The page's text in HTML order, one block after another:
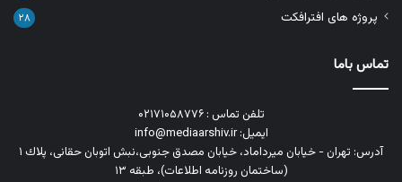
پروژه های افترافکت ۲۸
تماس باما
تلفن تماس : ۰۲۱۷۱۰۵۸۷۷۶
ایمیل: info@mediaarshiv.ir
آدرس: تهران - خیابان میرداماد، خیابان مصدق جنوبی،نبش اتوبان حقانی، پلاك ١
(ساختمان روزنامه اطلاعات)، طبقه ۱۳